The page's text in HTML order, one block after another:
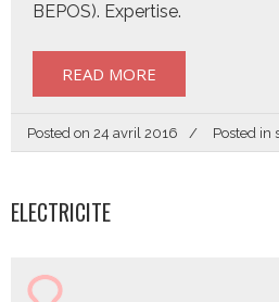
BEPOS). Expertise.
READ MORE
Posted on 24 avril 2016 Posted in
ELECTRICITE